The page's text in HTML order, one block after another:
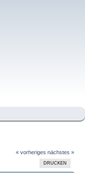
« vorheriges nächstes »
DRUCKEN